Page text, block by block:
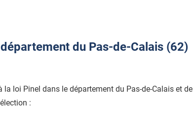
du Pas-de-Calais (62)
loi Pinel dans le département du Pas-de-Calais et de
: